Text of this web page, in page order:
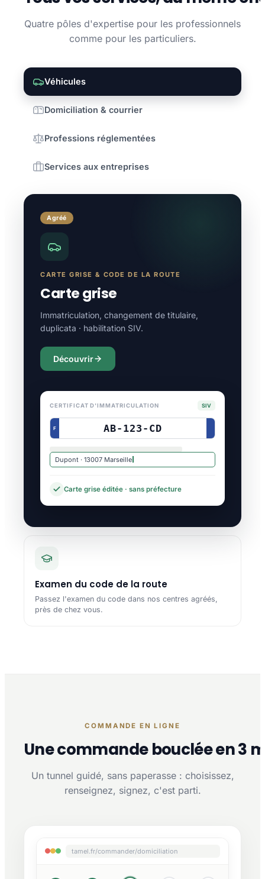
Quatre pôles d'expertise pour les professionnels
comme pour les particuliers.
Véhicules
Domiciliation & courrier
Professions réglementées
Services aux entreprises
Agréé
CARTE GRISE & CODE DE LA ROUTE
Carte grise
Immatriculation, changement de titulaire,
duplicata · habilitation SIV.
Découvrir
CERTIFICAT D'IMMATRICULATION SIV
F AB-123-CD
Dupont · 13007 Marseille
Carte grise éditée · sans préfecture
Examen du code de la route
Passez l'examen du code dans nos centres agréés,
près de chez vous.
COMMANDE EN LIGNE
Une commande bouclée en 3
Un tunnel guidé, sans paperasse : choisissez,
renseignez, signez, c'est parti.
tamel.fr/commander/domiciliation